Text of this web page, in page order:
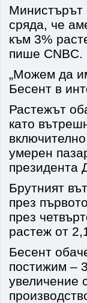
Министърът
сряда, че
към 3%
пише CNBC.
„Можем да
Бесент в
Растежът
като
умерен
президента
Брутният
през
през
растеж от
Бесент
постижим –
увеличение